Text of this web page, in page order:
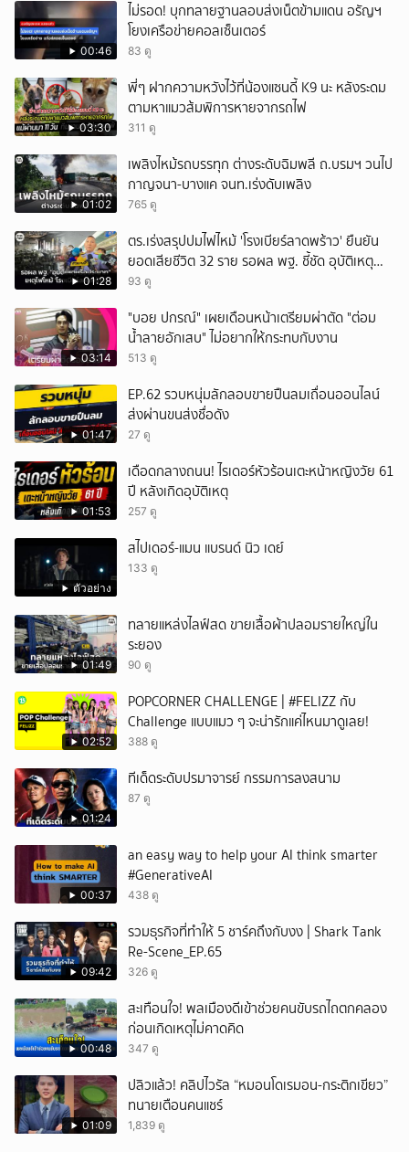
00:46
ไม่รอด! บุกทลายฐานลอบส่งเน็ตข้ามแดน อรัญฯ
โยงเครือข่ายคอลเซ็นเตอร์
83 ดู
03:30
พี่ๆ ฝากความหวังไว้ที่น้องแซนดี้ K9 นะ หลังระดม
ตามหาแมวส้มพิการหายจากรถไฟ
311 ดู
01:02
เพลิงไหม้รถบรรทุก ต่างระดับฉิมพลี ถ.บรมฯ วนไป
กาญจนา-บางแค จนท.เร่งดับเพลิง
765 ดู
01:28
ตร.เร่งสรุปปมไฟไหม้ 'โรงเบียร์ลาดพร้าว' ยืนยัน
ยอดเสียชีวิต 32 ราย รอผล พฐ. ชี้ชัด อุบัติเหตุ
หรือประมาท
93 ดู
03:14
"บอย ปกรณ์" เผยเดือนหน้าเตรียมผ่าตัด "ต่อม
น้ำลายอักเสบ" ไม่อยากให้กระทบกับงาน
513 ดู
01:47
EP.62 รวบหนุ่มลักลอบขายปืนลมเถื่อนออนไลน์
ส่งผ่านขนส่งชื่อดัง
27 ดู
01:53
เดือดกลางถนน! ไรเดอร์หัวร้อนเตะหน้าหญิงวัย 61
ปี หลังเกิดอุบัติเหตุ
257 ดู
ตัวอย่าง
สไปเดอร์-แมน แบรนด์ นิว เดย์
133 ดู
01:49
ทลายแหล่งไลฟ์สด ขายเสื้อผ้าปลอมรายใหญ่ใน
ระยอง
90 ดู
02:52
POPCORNER CHALLENGE | #FELIZZ กับ
Challenge แบบแมว ๆ จะน่ารักแค่ไหนมาดูเลย!
388 ดู
01:24
ทีเด็ดระดับปรมาจารย์ กรรมการลงสนาม
87 ดู
00:37
an easy way to help your AI think smarter
#GenerativeAI
438 ดู
09:42
รวมธุรกิจที่ทำให้ 5 ชาร์คถึงกับงง | Shark Tank
Re-Scene_EP.65
326 ดู
00:48
สะเทือนใจ! พลเมืองดีเข้าช่วยคนขับรถไถตกคลอง
ก่อนเกิดเหตุไม่คาดคิด
347 ดู
01:09
ปลิวแล้ว! คลิปไวรัล “หมอนโดเรมอน-กระติกเขียว”
ทนายเตือนคนแชร์
1,839 ดู